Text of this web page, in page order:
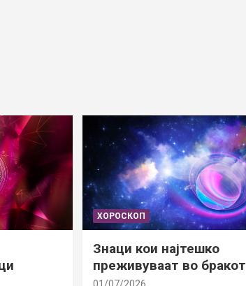
ХОРОСКОП
Знаци кои најтешко
преживуваат во бракот